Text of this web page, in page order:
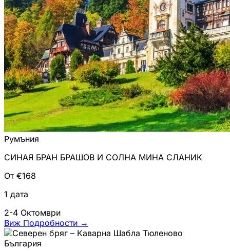
Румъния
СИНАЯ БРАН БРАШОВ И СОЛНА МИНА СЛАНИК
От €168
1 дата
2-4 Октомври
Виж Подробности →
България